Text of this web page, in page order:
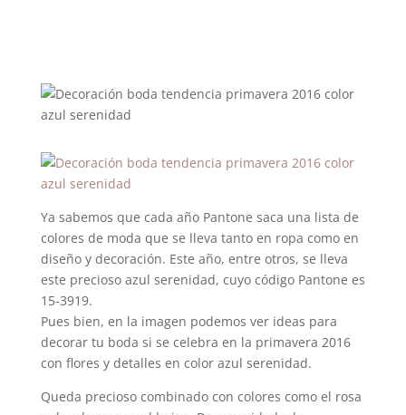
Ya sabemos que cada año Pantone saca una lista de
colores de moda que se lleva tanto en ropa como en
diseño y decoración. Este año, entre otros, se lleva
este precioso azul serenidad, cuyo código Pantone es
15-3919.
Pues bien, en la imagen podemos ver ideas para
decorar tu boda si se celebra en la primavera 2016
con flores y detalles en color azul serenidad.
Queda precioso combinado con colores como el rosa